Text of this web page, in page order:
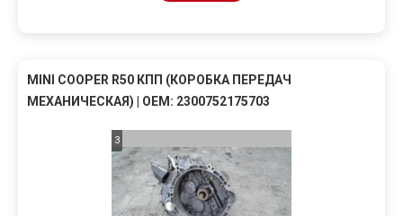
MINI COOPER R50 КПП (КОРОБКА ПЕРЕДАЧ
МЕХАНИЧЕСКАЯ) | OEM: 2300752175703
3